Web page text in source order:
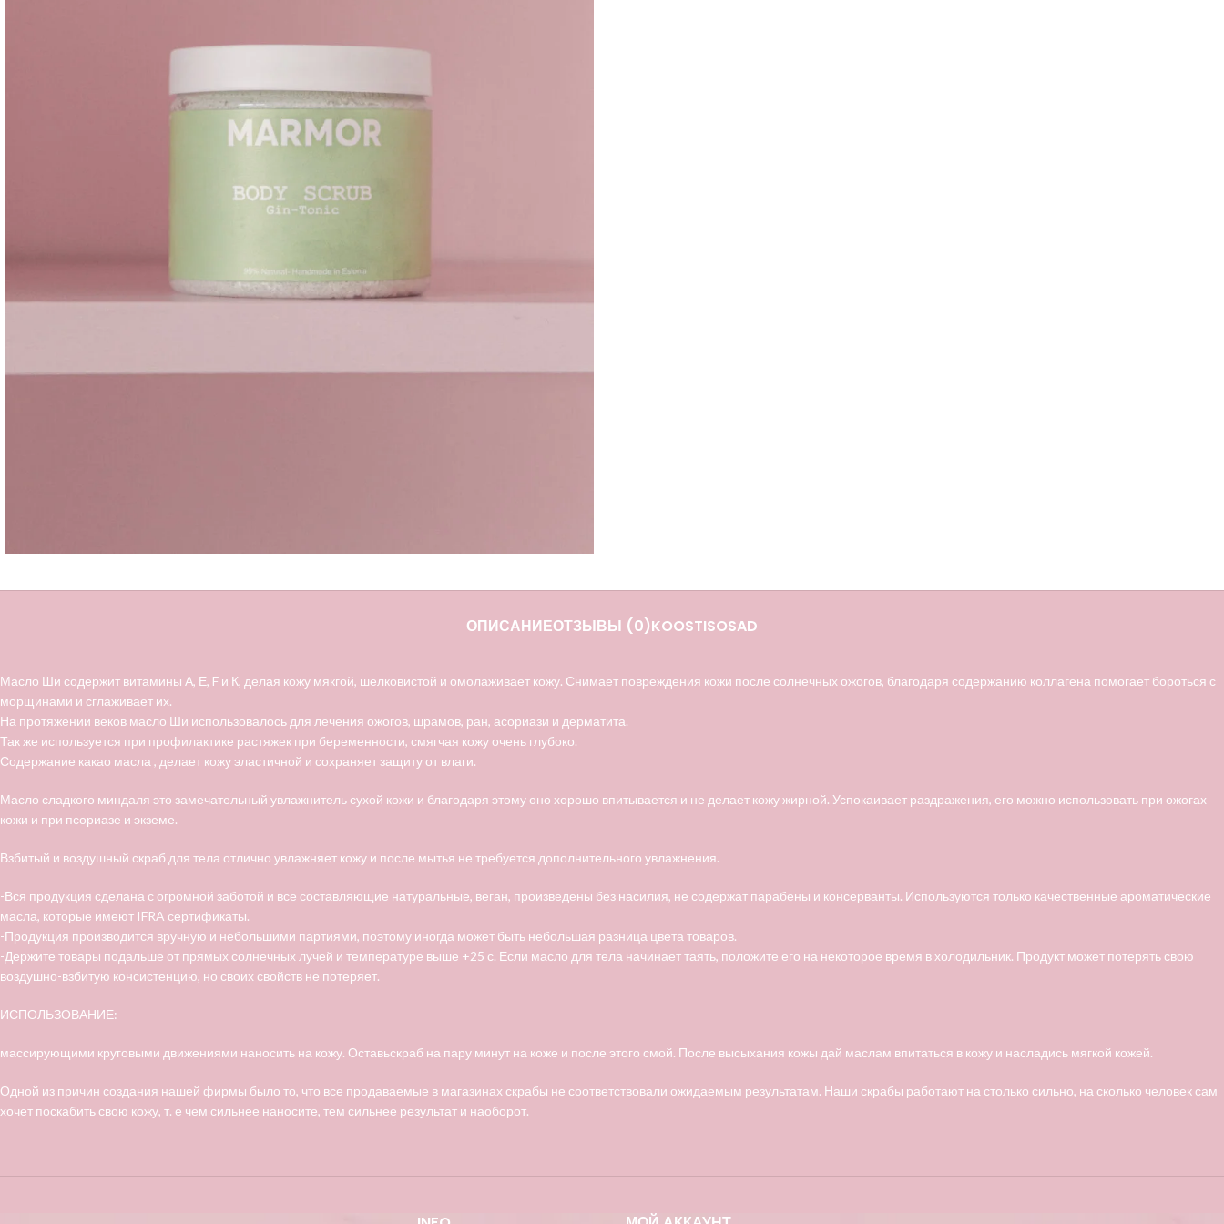
ОПИСАНИЕОТЗЫВЫ (0)KOOSTISOSAD
Масло Ши содержит витамины А, Е, F и К, делая кожу мякгой, шелковистой и омолаживает кожу. Снимает повреждения кожи после солнечных ожогов, благодаря содержанию коллагена помогает бороться с
морщинами и сглаживает их.
На протяжении веков масло Ши использовалось для лечения ожогов, шрамов, ран, асориази и дерматита.
Так же используется при профилактике растяжек при беременности, смягчая кожу очень глубоко.
Содержание какао масла , делает кожу эластичной и сохраняет защиту от влаги.
Масло сладкого миндаля это замечательный увлажнитель сухой кожи и благодаря этому оно хорошо впитывается и не делает кожу жирной. Успокаивает раздражения, его можно использовать при ожогах
кожи и при псориазе и экземе.
Взбитый и воздушный скраб для тела отлично увлажняет кожу и после мытья не требуется дополнительного увлажнения.
-Вся продукция сделана с огромной заботой и все составляющие натуральные, веган, произведены без насилия, не содержат парабены и консерванты. Используются только качественные ароматические
масла, которые имеют IFRA сертификаты.
-Продукция производится вручную и небольшими партиями, поэтому иногда может быть небольшая разница цвета товаров.
-Держите товары подальше от прямых солнечных лучей и температуре выше +25 с. Если масло для тела начинает таять, положите его на некоторое время в холодильник. Продукт может потерять свою
воздушно-взбитую консистенцию, но своих свойств не потеряет.
ИСПОЛЬЗОВАНИЕ:
массирующими круговыми движениями наносить на кожу. Оставьскраб на пару минут на коже и после этого смой. После высыхания кожы дай маслам впитаться в кожу и насладись мягкой кожей.
Одной из причин создания нашей фирмы было то, что все продаваемые в магазинах скрабы не соответствовали ожидаемым результатам. Наши скрабы работают на столько сильно, на сколько человек сам
хочет поскабить свою кожу, т. е чем сильнее наносите, тем сильнее результат и наоборот.